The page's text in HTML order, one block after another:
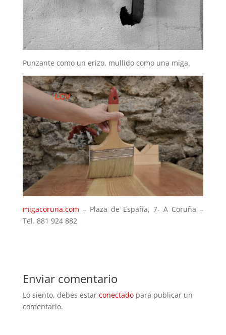
Punzante como un erizo, mullido como una miga.
migacoruna.com – Plaza de España, 7- A Coruña –
Tel. 881 924 882
Enviar comentario
Lo siento, debes estar conectadopara publicar un
comentario.